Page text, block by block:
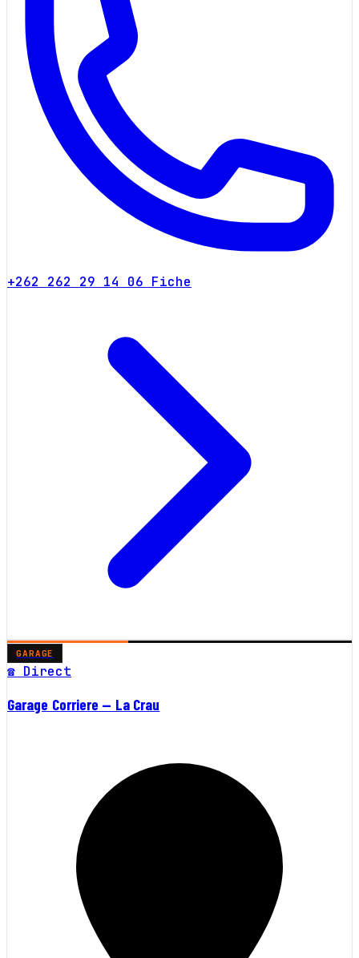
+262 262 29 14 06 Fiche
GARAGE
☎ Direct
Garage Corriere — La Crau